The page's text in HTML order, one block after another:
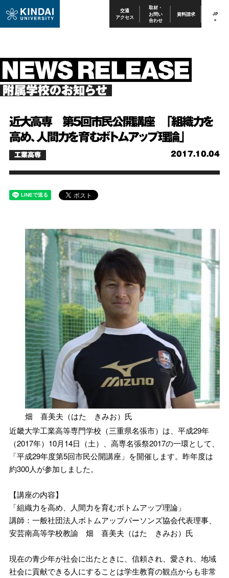
交通
アクセス
取材・
お問い
合わせ
資料請求 JP
附属学校のお知らせ
近大高専 第5回市民公開講座 「組織力を
高め、人間力を育むボトムアップ理論」
2017.10.04
工業高専
畑 喜美夫（はた きみお）氏
近畿大学工業高等専門学校（三重県名張市）は、平成29年
（2017年）10月14日（土）、高専名張祭2017の一環として、
「平成29年度第5回市民公開講座」を開催します。昨年度は
約300人が参加しました。
【講座の内容】
「組織力を高め、人間力を育むボトムアップ理論」
講師：一般社団法人ボトムアップパーソンズ協会代表理事、
安芸南高等学校教諭 畑 喜美夫（はた きみお）氏
現在の青少年が社会に出たときに、信頼され、愛され、地域
社会に貢献できる人にすることは学生教育の観点からも非常